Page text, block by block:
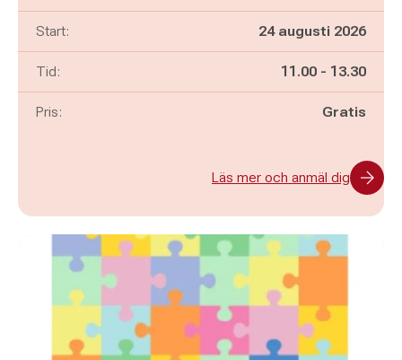
Start: 24 augusti 2026
Tid: Pågår mellan
11.00 - och
13.30
Pris: Gratis
Läs mer och anmäl dig